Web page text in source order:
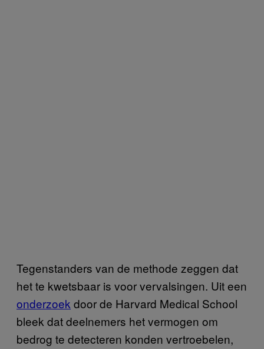
Tegenstanders van de methode zeggen dat
het te kwetsbaar is voor vervalsingen. Uit een
onderzoek door de Harvard Medical School
bleek dat deelnemers het vermogen om
bedrog te detecteren konden vertroebelen,